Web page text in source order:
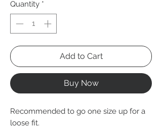
Quantity *
Add to Cart
Buy Now
Recommended to go one size up for a
loose fit.